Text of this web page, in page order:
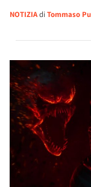
NOTIZIAdi Tommaso